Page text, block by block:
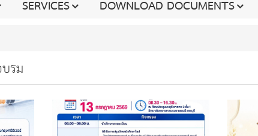
SERVICES DOWNLOAD DOCUMENTS
รม